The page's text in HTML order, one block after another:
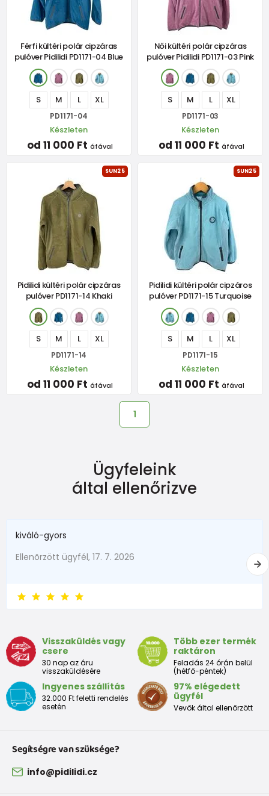
Férfi kültéri polár cipzáras
pulóver Pidilidi PD1171-04 Blue
S M L XL
PD1171-04
Készleten
od 11 000 Ft áfával
Női kültéri polár cipzáras
pulóver Pidilidi PD1171-03 Pink
S M L XL
PD1171-03
Készleten
od 11 000 Ft áfával
SUN25
Pidilidi kültéri polár cipzáras
pulóver PD1171-14 Khaki
S M L XL
PD1171-14
Készleten
od 11 000 Ft áfával
SUN25
Pidilidi kültéri polár cipzáros
pulóver PD1171-15 Turquoise
S M L XL
PD1171-15
Készleten
od 11 000 Ft áfával
1
Ügyfeleink
által ellenőrizve
kiváló-gyors
Ellenõrzött ügyfél, 17. 7. 2026
Visszaküldés vagy
csere
30 nap az áru
visszaküldésére
Több ezer termék
raktáron
Feladás 24 órán belül
(hétfő-péntek)
Ingyenes szállítás
32.000 Ft feletti rendelés
esetén
97% elégedett
ügyfél
Vevők által ellenőrzött
Segítségre van szüksége?
info@pidilidi.cz